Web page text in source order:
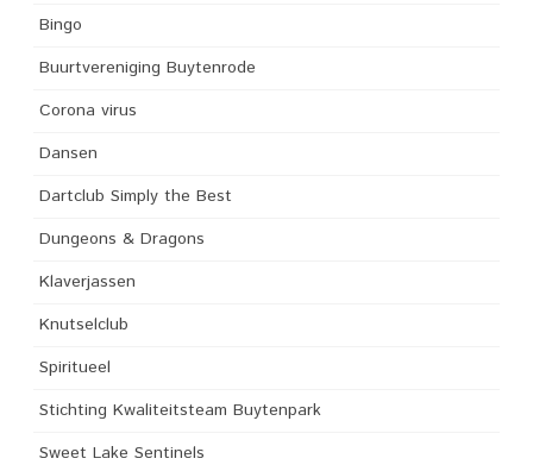
Bingo
Buurtvereniging Buytenrode
Corona virus
Dansen
Dartclub Simply the Best
Dungeons & Dragons
Klaverjassen
Knutselclub
Spiritueel
Stichting Kwaliteitsteam Buytenpark
Sweet Lake Sentinels